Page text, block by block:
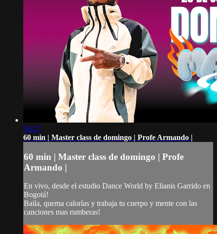
56:27
60 min | Master class de domingo | Profe Armando |
60 min | Master class de domingo | Profe
Armando |
En vivo, desde el estudio Dance World by Elianis Garrido en
Bogotá!
Baila, quema calorías y trabaja tu cuerpo y mente con las
canciones mas rumberas!